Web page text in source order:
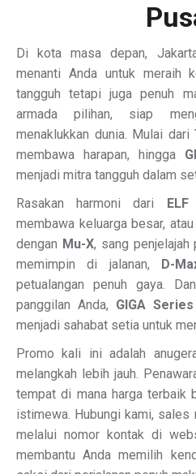
Di kota masa depan,
menanti Anda untuk meraih
tangguh tetapi juga penuh
armada pilihan, siap
menaklukkan dunia. Mulai dari
membawa harapan, hingga
menjadi mitra tangguh dalam
Rasakan harmoni dari
membawa keluarga besar,
dengan Mu-X, sang penjelajah
memimpin di jalanan, D-
petualangan penuh gaya.
panggilan Anda, GIGA Series
menjadi sahabat setia untuk
Promo kali ini adalah
melangkah lebih jauh.
tempat di mana harga terbaik
istimewa. Hubungi kami,
melalui nomor kontak di
membantu Anda memilih